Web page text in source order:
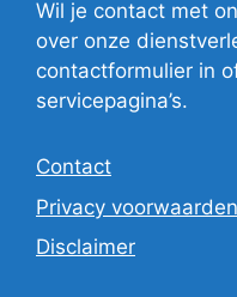
Wil je contact met
over onze
contactformulier in
servicepagina’s.
Contact
Privacy voorwaarden
Disclaimer